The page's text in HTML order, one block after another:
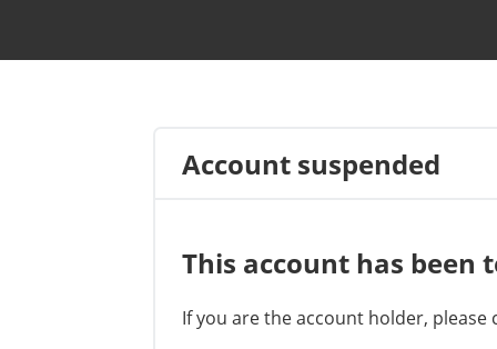
Account suspended
This account has been
If you are the account holder,